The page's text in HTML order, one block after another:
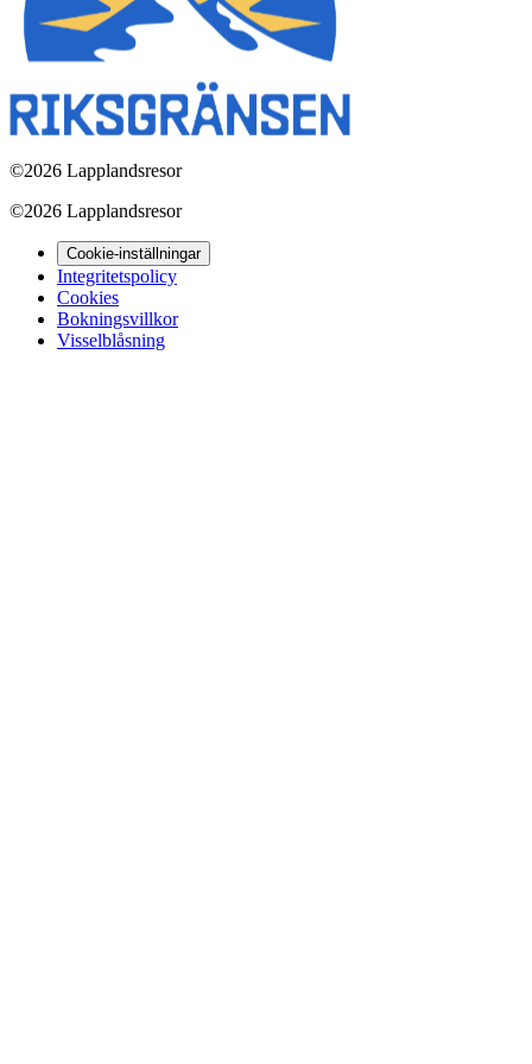
©2026 Lapplandsresor
©2026 Lapplandsresor
Cookie-inställningar
Integritetspolicy
Cookies
Bokningsvillkor
Visselblåsning